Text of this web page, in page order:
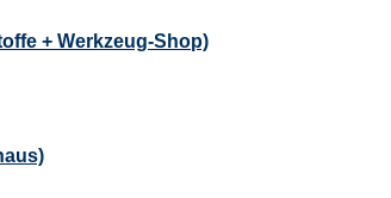
+ Werkzeug-Shop)